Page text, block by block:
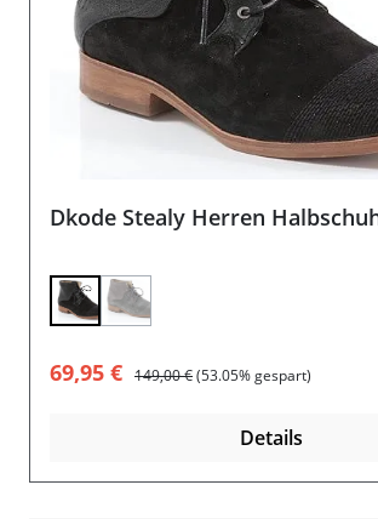
Dkode Stealy Herren
(Diese Option ist zurzeit nicht
Verkaufspreis:
69,95 € Regulärer Preis:
149,00 €(53.05% gespart)
Details